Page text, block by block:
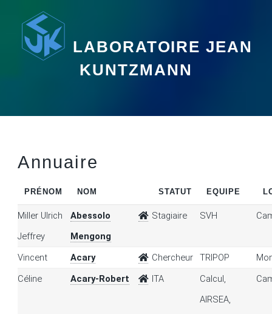
LABORATOIRE JEAN
KUNTZMANN
Annuaire
PRÉNOM NOM STATUT EQUIPE
Miller Ulrich
Jeffrey
Abessolo
Mengong
Stagiaire SVH
Vincent Acary Chercheur TRIPOP
Céline
Acary-Robert ITA
Calcul,
AIRSEA,